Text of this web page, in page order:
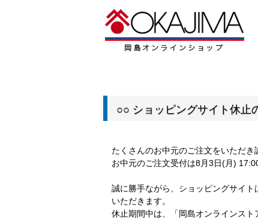
○○ ショッピングサイト休止
たくさんのお中元のご注文をいただき
お中元のご注文受付は8月3日(月)
誠に勝手ながら、ショッピングサイ
いただきます。
休止期間中は、「岡島オンラインス